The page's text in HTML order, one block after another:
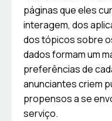
páginas que eles
interagem, dos
dos tópicos sobre
dados formam um
preferências de
anunciantes criem
propensos a se
serviço.